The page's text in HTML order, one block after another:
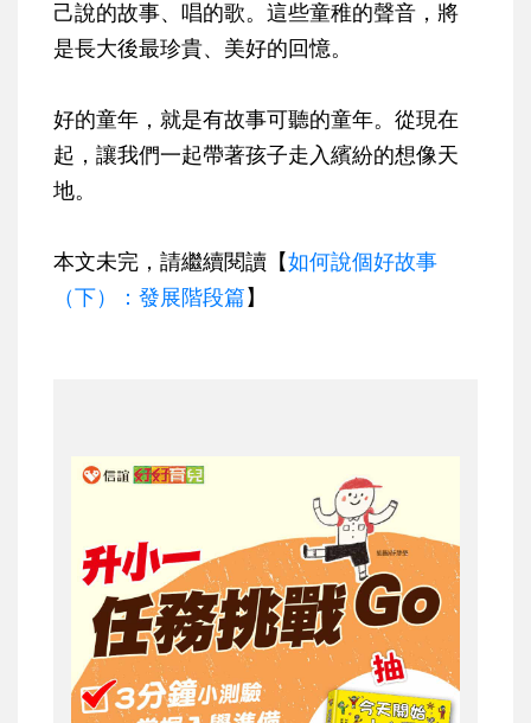
己說的故事、唱的歌。這些童稚的聲音，將
是長大後最珍貴、美好的回憶。
好的童年，就是有故事可聽的童年。從現在
起，讓我們一起帶著孩子走入繽紛的想像天
地。
本文未完，請繼續閱讀【如何說個好故事
（下）：發展階段篇】